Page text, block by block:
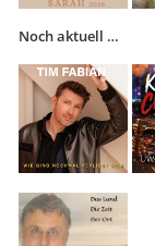
Noch aktuell …